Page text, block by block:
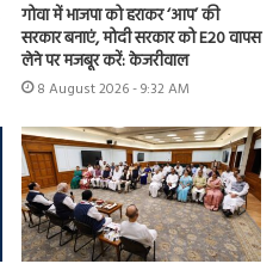
गोवा में भाजपा को हराकर ‘आप’ की
सरकार बनाएं, मोदी सरकार को E20 वापस
लेने पर मजबूर करें: केजरीवाल
8 August 2026 - 9:32 AM